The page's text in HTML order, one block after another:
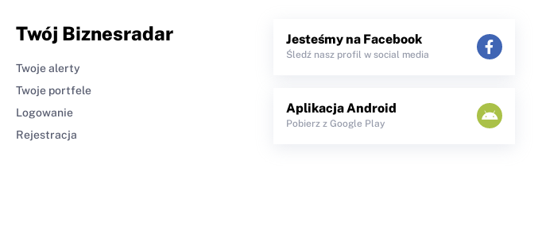
Twój Biznesradar
Twoje alerty
Twoje portfele
Logowanie
Rejestracja
Jesteśmy na Facebook
Śledź nasz profil w social media
Aplikacja Android
Pobierz z Google Play